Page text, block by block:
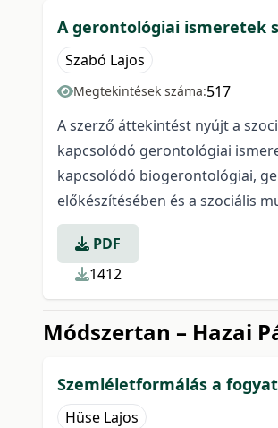
A gerontológiai ismeretek
Szabó Lajos
Megtekintések száma:517
A szerző áttekintést nyújt a
kapcsolódó gerontológiai
kapcsolódó biogerontológiai,
előkészítésében és a szociális
PDF
1412
Módszertan – Hazai
Szemléletformálás a
Hüse Lajos